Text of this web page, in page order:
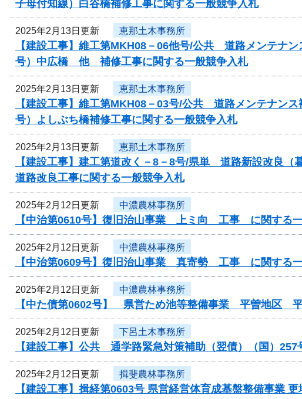
子母付知線）白谷橋補修工事に関する一般競争入札
2025年2月13日更新 恵那土木事務所
【建設工事】維工第MKH08－06他号/公共 道路メンテナ
号）中広橋 他 補修工事に関する一般競争入札
2025年2月13日更新 恵那土木事務所
【建設工事】維工第MKH08－03号/公共 道路メンテナン
号）よしぶち橋補修工事に関する一般競争入札
2025年2月13日更新 恵那土木事務所
【建設工事】建工第道改く－8－8号/県単 道路新設改良
道路改良工事に関する一般競争入札
2025年2月12日更新 中濃農林事務所
【中治第0610号】復旧治山事業 上ミ向 工事 に関する
2025年2月12日更新 中濃農林事務所
【中治第0609号】復旧治山事業 真寄勢 工事 に関する
2025年2月12日更新 中濃農林事務所
【中た債第0602号】 県営ため池等整備事業 平曽地区
2025年2月12日更新 下呂土木事務所
【建設工事】公共 通学路緊急対策補助（翌債）（国）
2025年2月12日更新 揖斐農林事務所
【建設工事】揖経第0603号 県営経営体育成基盤整備事業